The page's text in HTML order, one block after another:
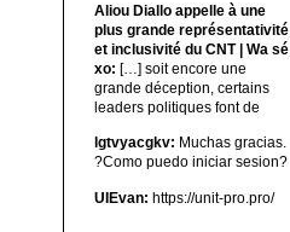
Aliou Diallo appelle à une
plus grande représentativité
et inclusivité du CNT | Wa sé
xo: […] soit encore une
grande déception, certains
leaders politiques font de
lgtvyacgkv: Muchas gracias.
?Como puedo iniciar sesion?
UIEvan: https://unit-pro.pro/